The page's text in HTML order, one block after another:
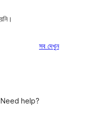
সবরিভিউ
দেখুন
help?